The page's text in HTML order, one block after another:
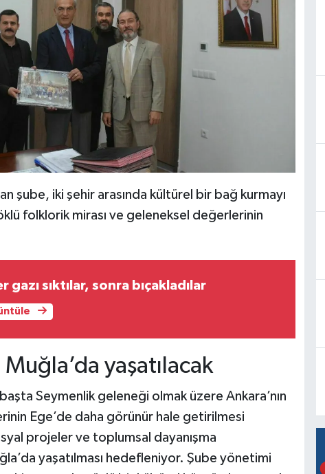
şube, iki şehir arasında kültürel bir bağ kurmayı
folklorik mirası ve geleneksel değerlerinin
gazı sıktılar, sonra bıçakladılar
yaşatılacak
Seymenlik geleneği olmak üzere Ankara’nın
Ege’de daha görünür hale getirilmesi
projeler ve toplumsal dayanışma
yaşatılması hedefleniyor. Şube yönetimi